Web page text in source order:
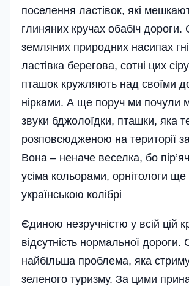
поселення ластівок, які
глиняних кручах обабіч дороги.
земляних природних насипах
ластівка берегова, сотні цих
пташок кружляють над своїми
нірками. А ще поруч ми почули
звуки бджолоїдки, пташки, яка
розповсюдженою на території
Вона – неначе веселка, бо
усіма кольорами, орнітологи ще
українською колібрі
Єдиною незручністю у всій цій
відсутність нормальної
найбільша проблема, яка
зеленого туризму. За цими